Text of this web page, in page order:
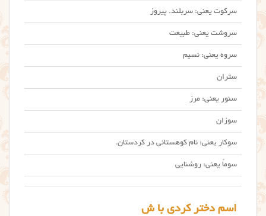
سرکوت یعنی: سربلند. پیروز
سروشت یعنی: طبیعت
سروه یعنی: نسیم
ستران
سنور یعنی: مرز
سوزان
سوکار یعنی: نام کوهستانی در کردستان.
سوماً یعنی: روشنایی
اسم دختر کردی با ش